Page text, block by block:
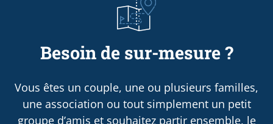
Besoin de sur-mesure ?
Vous êtes un couple, une ou plusieurs familles,
une association ou tout simplement un petit
groupe d’amis et souhaitez partir ensemble, le